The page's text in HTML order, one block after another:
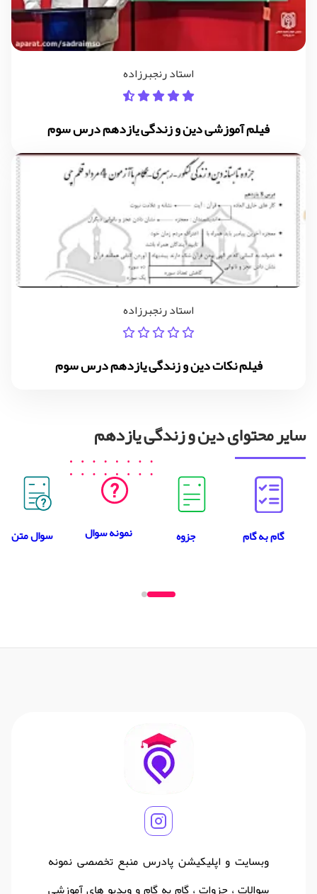
استاد رنجبرزاده
فیلم آموزشی دین و زندگی یازدهم درس سوم
استاد رنجبرزاده
فیلم نکات دین و زندگی یازدهم درس سوم
سایر محتوای دین و زندگی یازدهم
گام به گام جزوه نمونه سوال سوال متن
وبسایت و اپلیکیشن پادرس منبع تخصصی نمونه
سوالات ، جزوات ، گام به گام و ویدیو های آموزشی